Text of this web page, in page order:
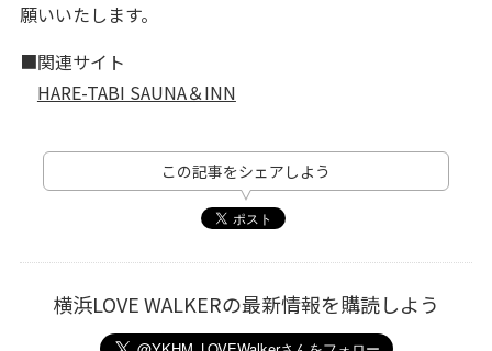
願いいたします。
■関連サイト
HARE-TABI SAUNA＆INN
この記事をシェアしよう
横浜LOVE WALKERの最新情報を購読しよう